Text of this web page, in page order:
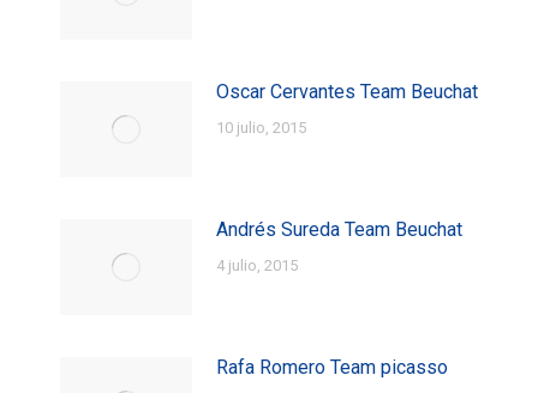
Oscar Cervantes Team Beuchat
10 julio, 2015
Andrés Sureda Team Beuchat
4 julio, 2015
Rafa Romero Team picasso